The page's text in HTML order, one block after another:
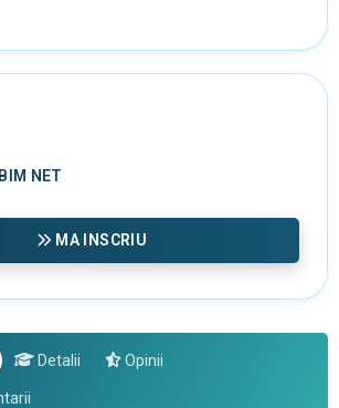
NET
MA INSCRIU
Detalii Opinii